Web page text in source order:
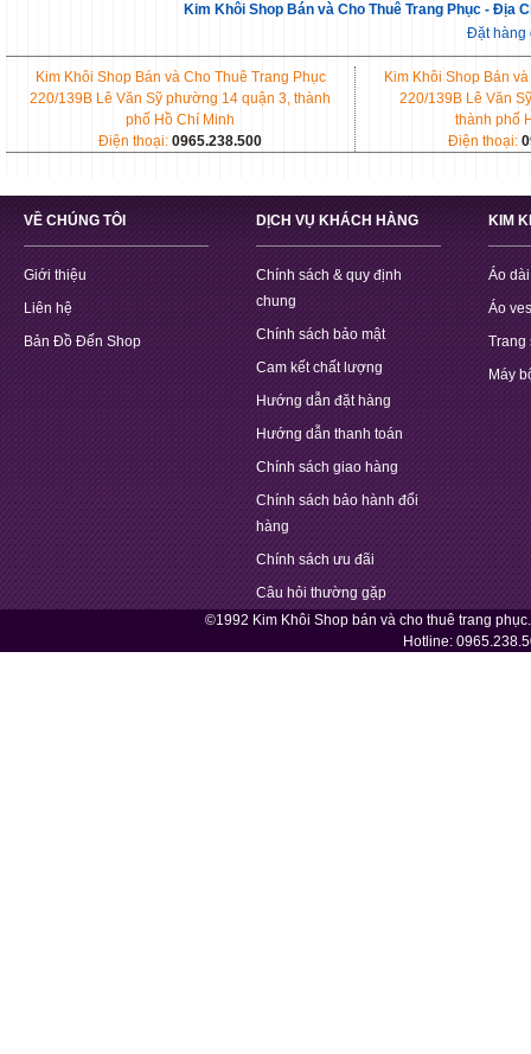
Kim Khôi Shop Bán và Cho Thuê Trang Phục - Địa
Đặt hàng
Kim Khôi Shop Bán và Cho Thuê Trang Phục
220/139B Lê Văn Sỹ phường 14 quận 3, thành
phố Hồ Chí Minh
Điện thoại: 0965.238.500
Kim Khôi Shop Bán
220/139B Lê Văn
thành phố
Điện thoại:
VỀ CHÚNG TÔI
Giới thiệu
Liên hệ
Bản Đồ Đến Shop
DỊCH VỤ KHÁCH HÀNG
Chính sách & quy định
chung
Chính sách bảo mật
Cam kết chất lượng
Hướng dẫn đặt hàng
Hướng dẫn thanh toán
Chính sách giao hàng
Chính sách bảo hành đổi
hàng
Chính sách ưu đãi
Câu hỏi thường gặp
KIM
Áo
Áo
Trang
Máy
©1992 Kim Khôi Shop bán và cho thuê trang
Hotline: